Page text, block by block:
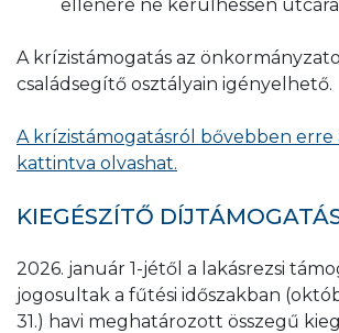
ellenére ne kerülhessen utcára
A krízistámogatás az
családsegítő osztályain igényelhető.
A krízistámogatásról bővebben erre
kattintva olvashat.
KIEGÉSZÍTŐ
2026. január 1-jétől a lakásrezsi
jogosultak a fűtési időszakban
31.) havi meghatározott összegű